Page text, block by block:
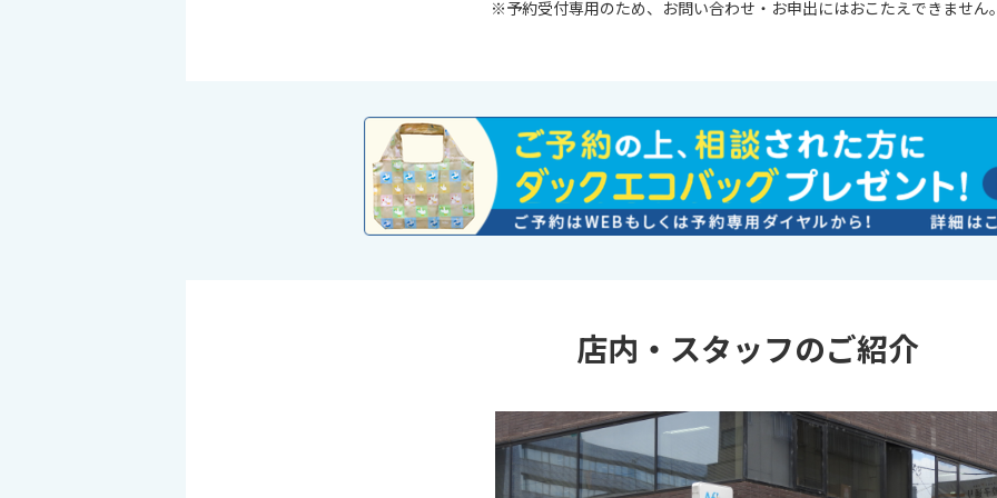
※予約受付専用のため、お問い合わせ・お申出にはおこたえできません
店内・スタッフのご紹介